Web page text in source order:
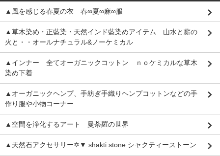
▲風を感じる春夏の衣 春∞夏∞麻∞服
▲草木染め・正藍染・天然インド藍染めアイテム 山水と薪の
火と・・オールナチュラル&ノーケミカル
▲インナー 全てオーガニックコットン ｎｏケミカルな草木
染め下着
▲オーガニックヘンプ、手紡ぎ手織りヘンプコットンなどの手
作り服や小物コーナー
▲空間を浄化するアート 曼荼羅の世界
▲天然石アクセサリー✡▼ shakti stone シャクティーストーン